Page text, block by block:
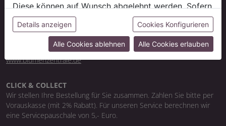
CASH & CARRY
Besuchen Sie unsere Abholmärkte Neben unseren Onlineangebot
finden Sie dort auch ein riesiges Sortiment an tagesaktueller Ware
und Schnittblumen.
www.blumenzentrale.de
CLICK & COLLECT
Wir stellen Ihre Bestellung für Sie zusammen. Zahlen Sie bitte per
Vorauskasse (mit 2% Rabatt). Für unseren Service berechnen wir
eine Servicepauschale von 5,- Euro.
Diese können auf Wunsch abgelehnt werden. Sofern
sie unsere Webseite weiter nutzen, geben Sie
Einwilligung zu unseren Cookies.
Details anzeigen Cookies Konfigurieren
Alle Cookies ablehnen Alle Cookies erlauben